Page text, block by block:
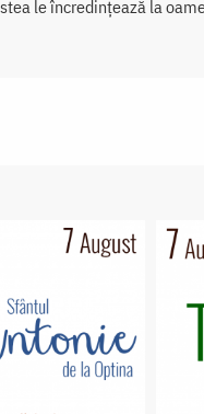
le încredinţează la